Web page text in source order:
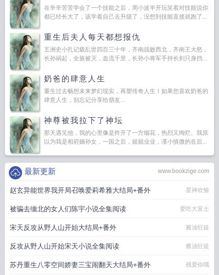
在辛辛苦苦学会了一个技能之后，周小波半开玩笑着对技能说你
都已经长大了，该学着自己去升级了，没想到技能直接就跑了...
重生后夫人每天都想报仇
五洲史小扎记载乱世四百三十年，齐南战败西北，齐南王大怒，
长孙祸起，全族被灭，血流千里，长孙小将军手持长剑只身挡...
奶爸的肆意人生
重生过去畅想未来梦幻现实，再塑传奇人生！如果您喜欢奶爸的
肆意人生，别忘记分享给朋友...
神尊被我拉下了神坛
那天遇见他，我的心里像是炸开了一方烟花，热烈又绚烂。我原
以为我是相府嫡孙女，一国之后，兢兢业业，谨小慎微的在后...
www.bookzige.com
最新更新
赵玄异能世界我开局召唤爱莉希雅大结局+番外 星神欢愉
被骗去缅北的女人们陈宇小说全集阅读 爱吃大富士
宋天反攻从野人山开始大结局+番外 酱油狂徒
反攻从野人山开始宋天小说全集阅读 酱油狂徒
苏丹重生八零空间娇妻三宝闹翻天大结局+番外 残爱你哦